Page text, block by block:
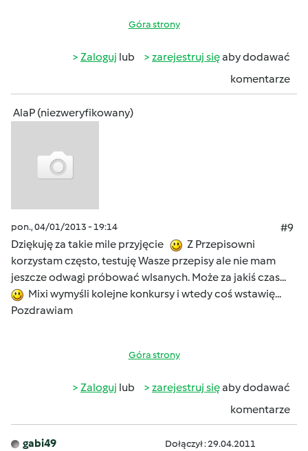
Góra strony
Zaloguj lub zarejestruj sięaby dodawać
komentarze
AlaP (niezweryfikowany)
pon., 04/01/2013 - 19:14
#9
Dziękuję za takie mile przyjęcie
Z Przepisowni
korzystam często, testuję Wasze przepisy ale nie mam
jeszcze odwagi próbować wlsanych. Może za jakiś czas...
Mixi wymyśli kolejne konkursy i wtedy coś wstawię...
Pozdrawiam
Góra strony
Zaloguj lub zarejestruj sięaby dodawać
komentarze
gabi49 Dołączył : 29.04.2011